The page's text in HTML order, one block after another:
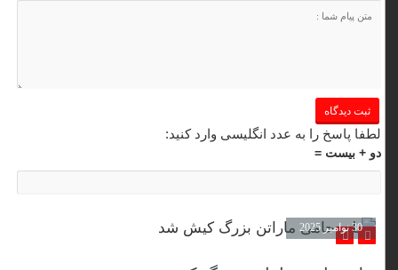
لطفا پاسخ را به عدد انگلیسی وارد کنید:
دو + بیست =
30 نوامبر 2025